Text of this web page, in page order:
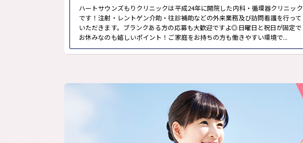
ハートサウンズもりクリニックは平成24年に開院した内科・循環器クリニック
です！注射・レントゲン介助・往診補助などの外来業務及び訪問看護を行って
いただきます。ブランクある方の応募も大歓迎ですよ◎日曜日と祝日が固定で
お休みなのも嬉しいポイント！ご家庭をお持ちの方も働きやすい環境で...